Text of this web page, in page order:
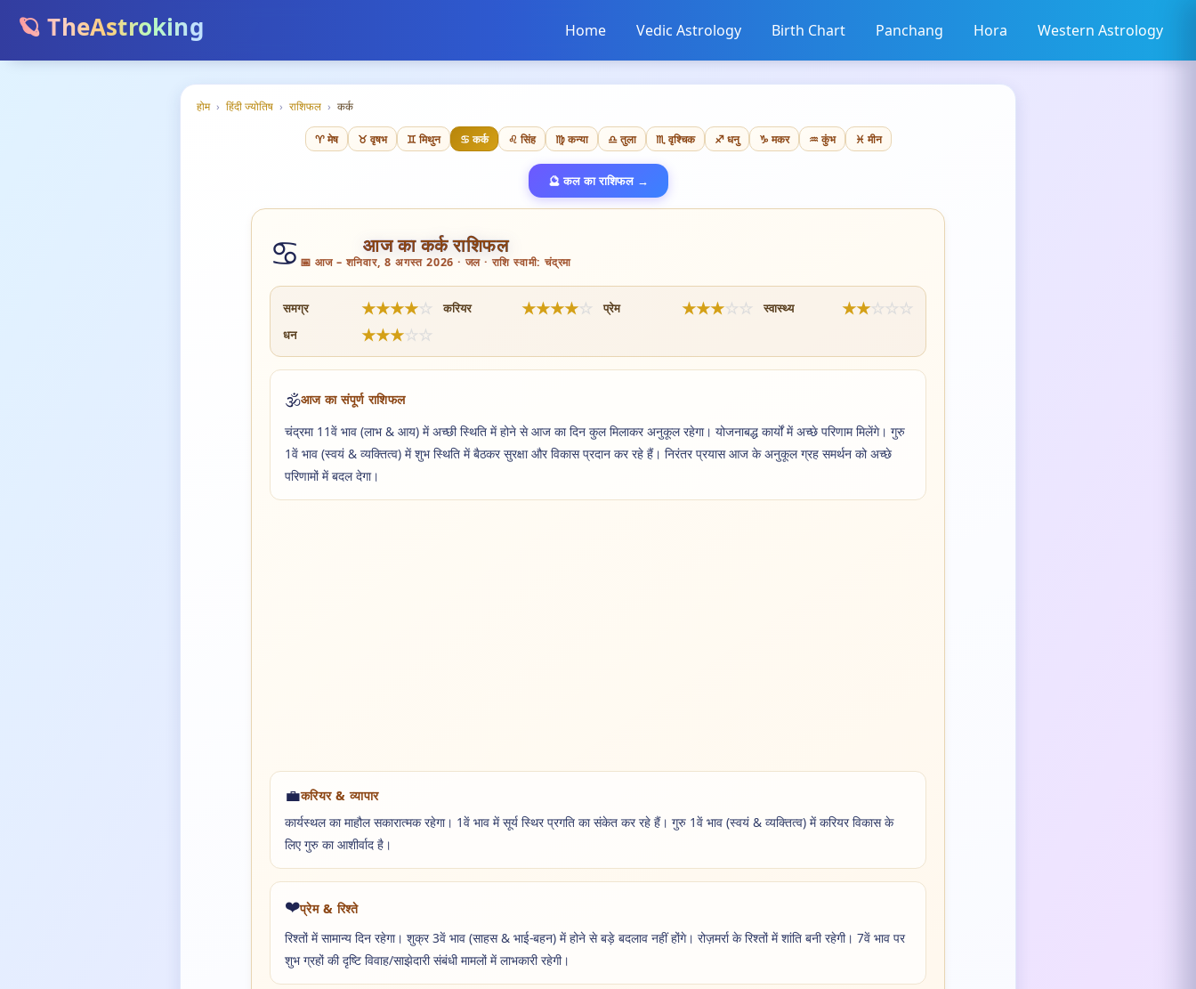
🪐 TheAstroking Home Vedic Astrology Birth Chart Panchang Hora Western Astrology
होम › हिंदी ज्योतिष › राशिफल › कर्क
♈ मेष ♉ वृषभ ♊ मिथुन ♋ कर्क ♌ सिंह ♍ कन्या ♎ तुला ♏ वृश्चिक ♐ धनु ♑ मकर ♒ कुंभ ♓ मीन
🔮 कल का राशिफल →
♋ आज का कर्क राशिफल
📅 आज – शनिवार, 8 अगस्त 2026 · जल · राशि स्वामी: चंद्रमा
समग्र ★★★★☆ करियर ★★★★☆ प्रेम ★★★☆ ☆ स्वास्थ्य ★★☆ ☆ ☆
धन ★★★☆ ☆
🕉️आज का संपूर्ण राशिफल
चंद्रमा 11वें भाव (लाभ & आय) में अच्छी स्थिति में होने से आज का दिन कुल मिलाकर अनुकूल रहेगा। योजनाबद्ध कार्यों में अच्छे परिणाम मिलेंगे। गुरु
1वें भाव (स्वयं & व्यक्तित्व) में शुभ स्थिति में बैठकर सुरक्षा और विकास प्रदान कर रहे हैं। निरंतर प्रयास आज के अनुकूल ग्रह समर्थन को अच्छे
परिणामों में बदल देगा।
💼करियर & व्यापार
कार्यस्थल का माहौल सकारात्मक रहेगा। 1वें भाव में सूर्य स्थिर प्रगति का संकेत कर रहे हैं। गुरु 1वें भाव (स्वयं & व्यक्तित्व) में करियर विकास के
लिए गुरु का आशीर्वाद है।
❤️प्रेम & रिश्ते
रिश्तों में सामान्य दिन रहेगा। शुक्र 3वें भाव (साहस & भाई-बहन) में होने से बड़े बदलाव नहीं होंगे। रोज़मर्रा के रिश्तों में शांति बनी रहेगी। 7वें भाव पर
शुभ ग्रहों की दृष्टि विवाह/साझेदारी संबंधी मामलों में लाभकारी रहेगी।